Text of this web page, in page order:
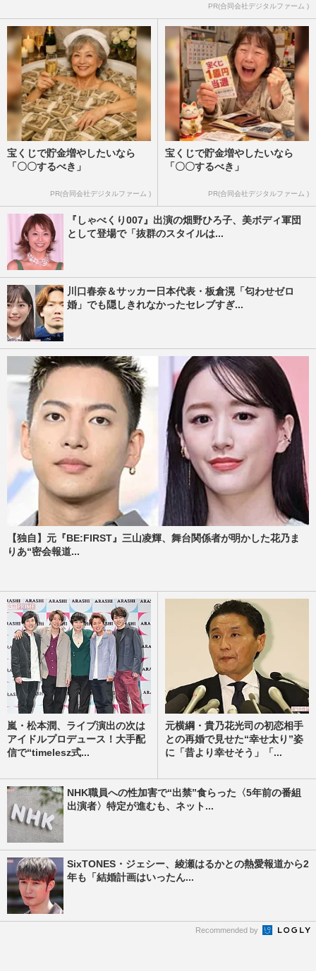
PR(合同会社デジタルファーム )
宝くじで貯金増やしたいなら
「〇〇するべき」
PR(合同会社デジタルファーム )
宝くじで貯金増やしたいなら
「〇〇するべき」
PR(合同会社デジタルファーム )
『しゃべくり007』出演の畑野ひろ子、美ボディ軍団
として登場で「抜群のスタイルは...
川口春奈＆サッカー日本代表・板倉滉「匂わせゼロ
婚」でも隠しきれなかったセレブすぎ...
【独自】元『BE:FIRST』三山凌輝、舞台関係者が明かした花乃ま
りあ“密会報道...
嵐・松本潤、ライブ演出の次は
アイドルプロデュース！大手配
信で“timelesz式...
元横綱・貴乃花光司の初恋相手
との再婚で見せた“幸せ太り”姿
に「昔より幸せそう」「...
NHK職員への性加害で“出禁”食らった〈5年前の番組
出演者〉特定が進むも、ネット...
SixTONES・ジェシー、綾瀬はるかとの熱愛報道から2
年も「結婚計画はいったん...
Recommended by